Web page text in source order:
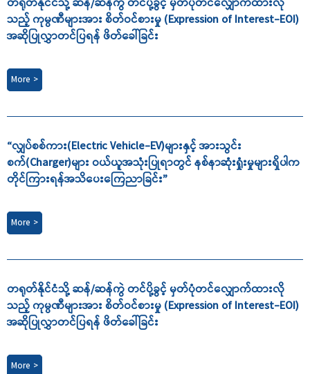
သည့် ကုမ္ပဏီများအား စိတ်ဝင်စားမှု (Expression of Interest-EOI)
အဆိုပြုလွှာတင်ပြရန် ဖိတ်ခေါ်ခြင်း
More >
“လျှပ်စစ်ကား(Electric Vehicle-EV)များနှင့် အားသွင်း
စက်(Charger)များ ဝယ်ယူအသုံးပြုရာတွင် နစ်နာဆုံးရှုံးမှုများရှိပါက
တိုင်ကြားရန်အသိပေးကြေညာခြင်း”
More >
တရုတ်နိုင်ငံသို့ ဆန်/ဆန်ကွဲ တင်ပို့ခွင့် မှတ်ပုံတင်လျှောက်ထားလို
သည့် ကုမ္ပဏီများအား စိတ်ဝင်စားမှု (Expression of Interest-EOI)
အဆိုပြုလွှာတင်ပြရန် ဖိတ်ခေါ်ခြင်း
More >